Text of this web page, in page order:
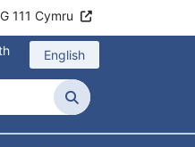
111 Cymru
English
Chwilio